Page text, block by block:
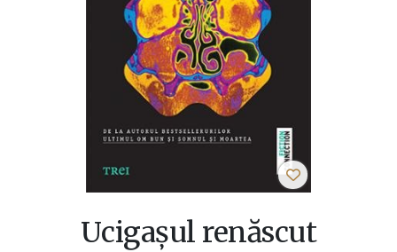
Ucigașul renăscut